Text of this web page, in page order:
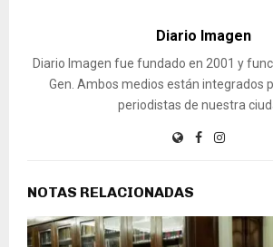
Diario Imagen
Diario Imagen fue fundado en 2001 y
Gen. Ambos medios están integrados
periodistas de nuestra
NOTAS RELACIONADAS